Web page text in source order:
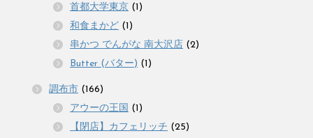
首都大学東京 (1)
和食まかど (1)
串かつ でんがな 南大沢店 (2)
Butter (バター) (1)
調布市 (166)
アウーの王国 (1)
【閉店】カフェリッチ (25)